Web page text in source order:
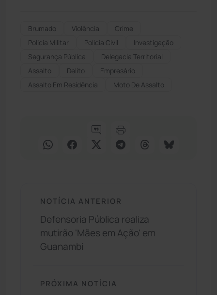
Brumado Violência
Crime
Polícia Militar
Polícia Civil
Investigação
Segurança Pública
Delegacia Territorial
Assalto
Delito
Empresário
Assalto Em Residência
Moto De Assalto
NOTÍCIA ANTERIOR
Defensoria Pública realiza
mutirão 'Mães em Ação' em
Guanambi
PRÓXIMA NOTÍCIA